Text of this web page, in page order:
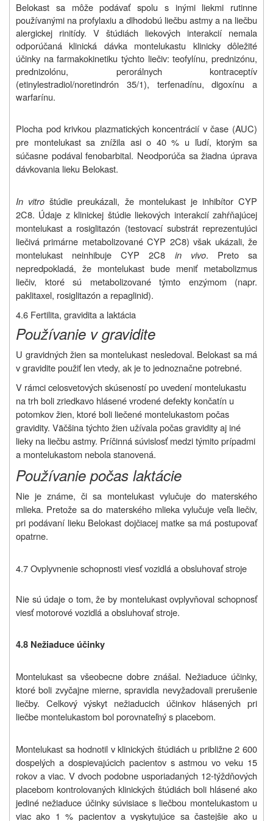
Belokast sa môže podávať spolu s inými liekmi rutinne
používanými na profylaxiu a dlhodobú liečbu astmy a na liečbu
alergickej rinitídy. V štúdiách liekových interakcií nemala
odporúčaná klinická dávka montelukastu klinicky dôležité
účinky na farmakokinetiku týchto liečiv: teofylínu, prednizónu,
prednizolónu, perorálnych kontraceptív
(etinylestradiol/noretindrón 35/1), terfenadínu, digoxínu a
warfarínu.
Plocha pod krivkou plazmatických koncentrácií v čase (AUC)
pre montelukast sa znížila asi o 40 % u ľudí, ktorým sa
súčasne podával fenobarbital. Neodporúča sa žiadna úprava
dávkovania lieku Belokast.
In vitro štúdie preukázali, že montelukast je inhibítor CYP
2C8. Údaje z klinickej štúdie liekových interakcií zahŕňajúcej
montelukast a rosiglitazón (testovací substrát reprezentujúci
liečivá primárne metabolizované CYP 2C8) však ukázali, že
montelukast neinhibuje CYP 2C8
in vivo. Preto sa
nepredpokladá, že montelukast bude meniť metabolizmus
liečiv, ktoré sú metabolizované týmto enzýmom (napr.
paklitaxel, rosiglitazón a repaglinid).
4.6 Fertilita, gravidita a laktácia
Používanie v gravidite
U gravidných žien sa montelukast nesledoval. Belokast sa má
v gravidite použiť len vtedy, ak je to jednoznačne potrebné.
V rámci celosvetových skúseností po uvedení montelukastu
na trh boli zriedkavo hlásené vrodené defekty končatín u
potomkov žien, ktoré boli liečené montelukastom počas
gravidity. Väčšina týchto žien užívala počas gravidity aj iné
lieky na liečbu astmy. Príčinná súvislosť medzi týmito prípadmi
a montelukastom nebola stanovená.
Používanie počas laktácie
Nie je známe, či sa montelukast vylučuje do materského
mlieka. Pretože sa do materského mlieka vylučuje veľa liečiv,
pri podávaní lieku Belokast dojčiacej matke sa má postupovať
opatrne.
4.7 Ovplyvnenie schopnosti viesť vozidlá a obsluhovať stroje
Nie sú údaje o tom, že by montelukast ovplyvňoval schopnosť
viesť motorové vozidlá a obsluhovať stroje.
4.8 Nežiaduce účinky
Montelukast sa všeobecne dobre znášal. Nežiaduce účinky,
ktoré boli zvyčajne mierne, spravidla nevyžadovali prerušenie
liečby. Celkový výskyt nežiaducich účinkov hlásených pri
liečbe montelukastom bol porovnateľný s placebom.
Montelukast sa hodnotil v klinických štúdiách u približne 2 600
dospelých a dospievajúcich pacientov s astmou vo veku 15
rokov a viac. V dvoch podobne usporiadaných 12-týždňových
placebom kontrolovaných klinických štúdiách boli hlásené ako
jediné nežiaduce účinky súvisiace s liečbou montelukastom u
viac ako 1 % pacientov a vyskytujúce sa častejšie ako u